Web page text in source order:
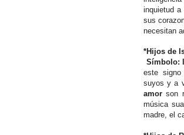
inquietud a
sus
necesitan
*Hijos de
Símbolo:
este signo
suyos y a
amor son
música
madre, el